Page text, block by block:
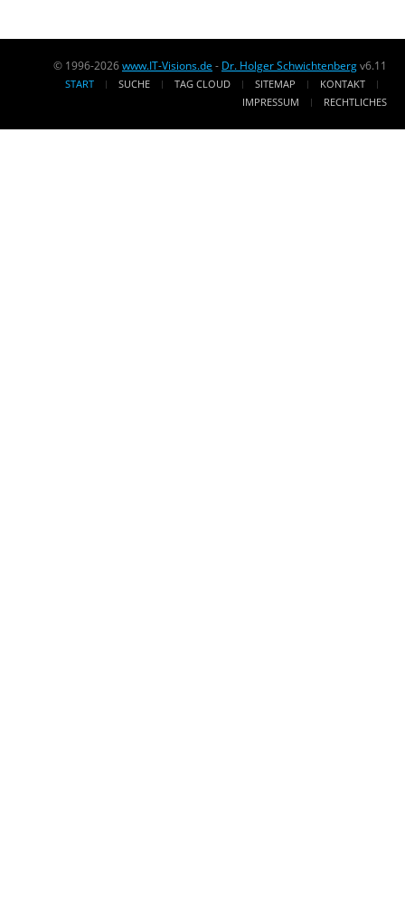
© 1996-2026www.IT-Visions.de - Dr. Holger Schwichtenbergv6.11
START SUCHE TAG CLOUD SITEMAP
KONTAKT
IMPRESSUM
RECHTLICHES